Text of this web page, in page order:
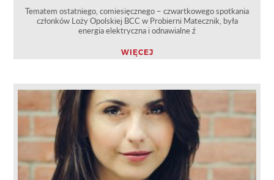
Tematem ostatniego, comiesięcznego – czwartkowego spotkania
członków Loży Opolskiej BCC w Probierni Matecznik, była
energia elektryczna i odnawialne ź
WIĘCEJ